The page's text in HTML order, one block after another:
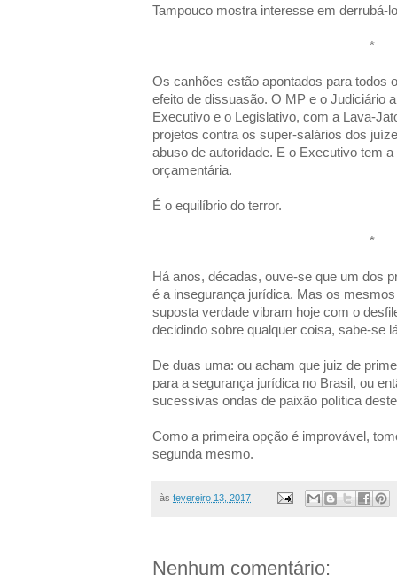
Tampouco mostra interesse em derrubá-
*
Os canhões estão apontados para todos
efeito de dissuasão. O MP e o Judiciário
Executivo e o Legislativo, com a Lava-
projetos contra os super-salários dos
abuso de autoridade. E o Executivo tem
orçamentária.
É o equilíbrio do terror.
*
Há anos, décadas, ouve-se que um dos
é a insegurança jurídica. Mas os
suposta verdade vibram hoje com o
decidindo sobre qualquer coisa, sabe-se
De duas uma: ou acham que juiz de
para a segurança jurídica no Brasil, ou
sucessivas ondas de paixão política
Como a primeira opção é improvável,
segunda mesmo.
às fevereiro 13, 2017
Nenhum comentário: